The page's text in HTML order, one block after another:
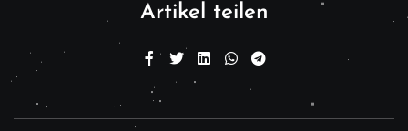
Artikel teilen